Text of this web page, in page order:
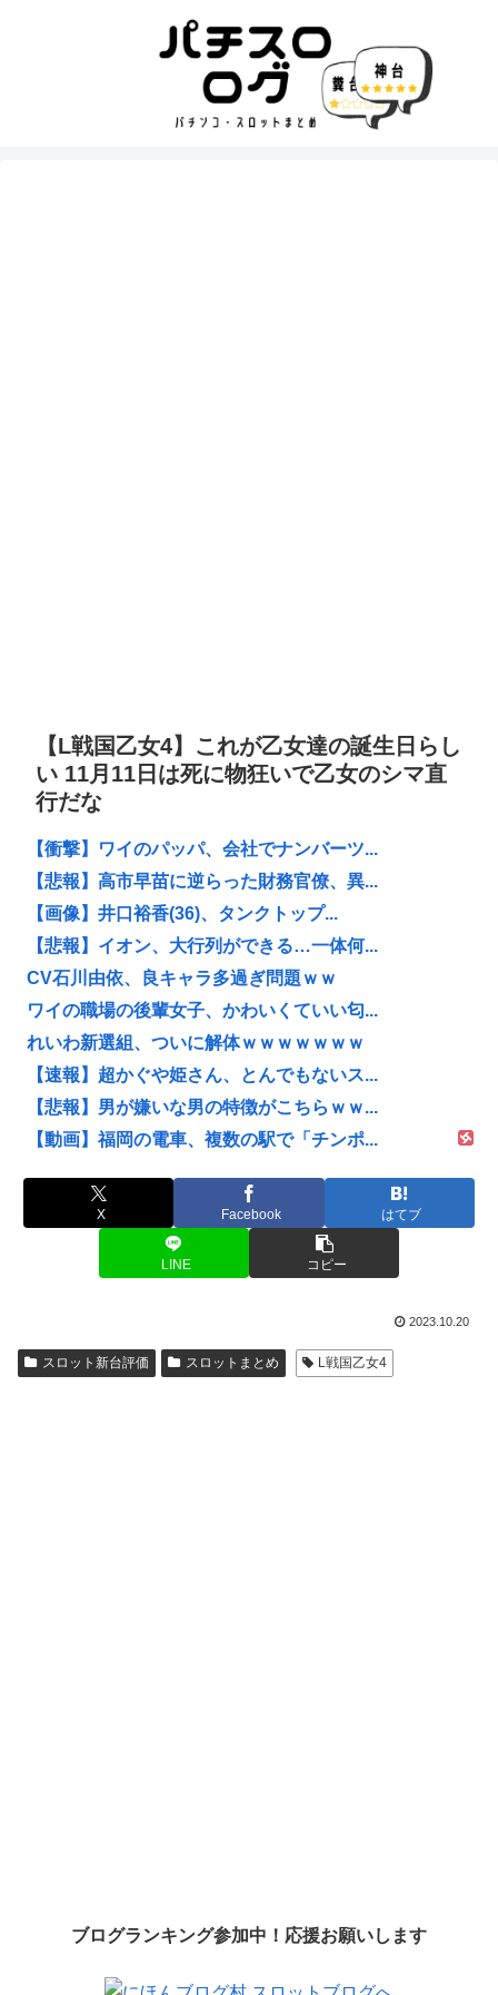
【L戦国乙女4】これが乙女達の誕生日らし
い 11月11日は死に物狂いで乙女のシマ直
行だな
【衝撃】ワイのパッパ、会社でナンバーツ...
【悲報】高市早苗に逆らった財務官僚、異...
【画像】井口裕香(36)、タンクトップ...
【悲報】イオン、大行列ができる…一体何...
CV石川由依、良キャラ多過ぎ問題ｗｗ
ワイの職場の後輩女子、かわいくていい匂...
れいわ新選組、ついに解体ｗｗｗｗｗｗｗ
【速報】超かぐや姫さん、とんでもないス...
【悲報】男が嫌いな男の特徴がこちらｗｗ...
【動画】福岡の電車、複数の駅で「チンポ...
X Facebook はてブ
LINE コピー
2023.10.20
スロット新台評価 スロットまとめ L戦国乙女4
ブログランキング参加中！応援お願いします